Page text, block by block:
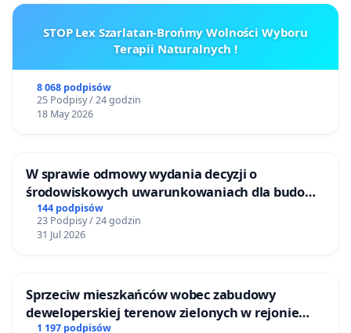
STOP Lex Szarlatan-Brońmy Wolności Wyboru
Terapii Naturalnych !
8 068 podpisów
25 Podpisy / 24 godzin
18 May 2026
W sprawie odmowy wydania decyzji o
środowiskowych uwarunkowaniach dla budowy
zakładu wytwarzania biometanu „Krynki” w
Ostrowiu Południowym oraz ochrony
mieszkańców i Puszczy Knyszyńskiej
144 podpisów
23 Podpisy / 24 godzin
31 Jul 2026
Sprzeciw mieszkańców wobec zabudowy
deweloperskiej terenow zielonych w rejonie
1 197 podpisów